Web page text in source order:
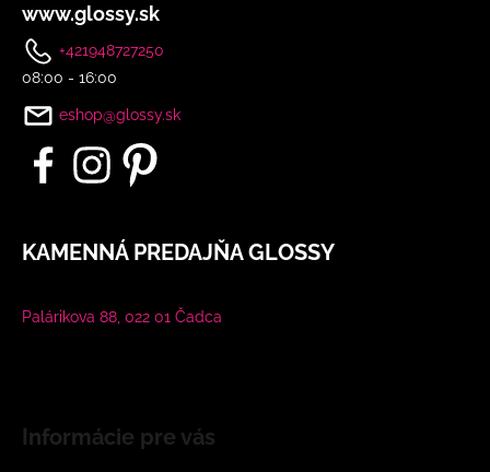
www.glossy.sk
+421948727250
08:00 - 16:00
eshop@glossy.sk
KAMENNÁ PREDAJŇA GLOSSY
Palárikova 88, 022 01 Čadca
Informácie pre vás